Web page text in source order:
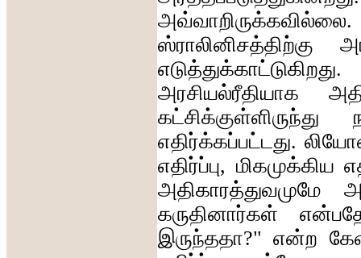
அவ்வாறிருக்கவில்லை
ஸ்ராலினிசத்திற்கு
எடுத்துக்காட்டுகிறது.
அரசியல்ரீதியாக
கட்சிக்குள்ளிருந்து
எதிர்க்கப்பட்டது.
எதிர்ப்பு, மிகமுக்கிய
அதிகாரத்துவமுமே
கருதினார்கள்
இருந்ததா?"என்ற